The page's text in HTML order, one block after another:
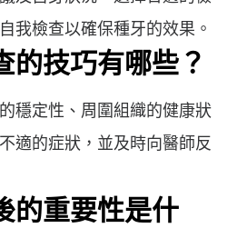
我檢查以確保種牙的效果。
的技巧有哪些？
穩定性、周圍組織的健康狀
適的症狀，並及時向醫師反
的重要性是什